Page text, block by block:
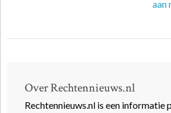
aan
Over Rechtennieuws.nl
Rechtennieuws.nl is een informatie